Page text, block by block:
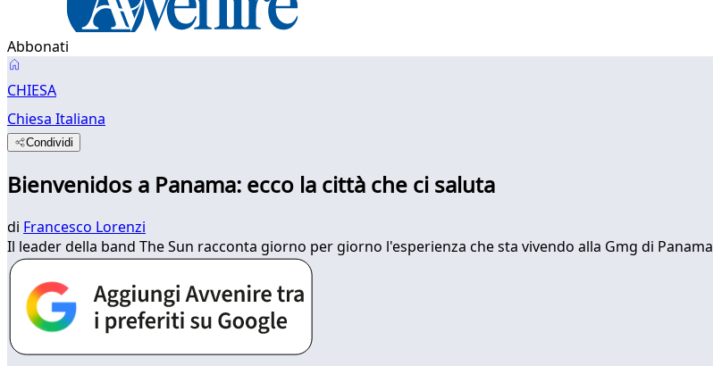
Abbonati
CHIESA
Chiesa Italiana
Condividi
Bienvenidos a Panama: ecco la città che ci saluta
di Francesco Lorenzi
Il leader della band The Sun racconta giorno per giorno l'esperienza che sta vivendo alla Gmg di Panama